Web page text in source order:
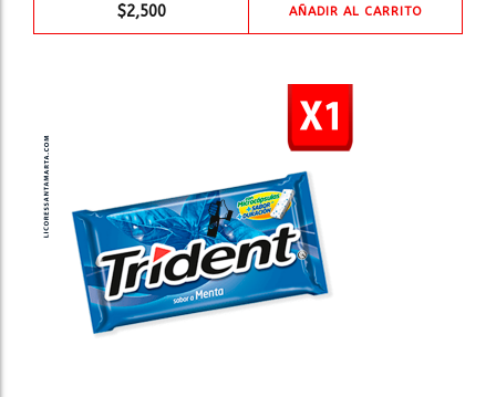
$2,500 AÑADIR AL CARRITO